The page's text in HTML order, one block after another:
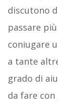
discutono
passare
coniugare
a tante
grado di
da fare